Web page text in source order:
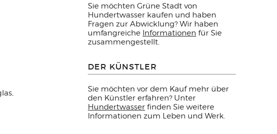
Sie möchten Grüne Stadt von
Hundertwasser kaufen und haben
Fragen zur Abwicklung? Wir haben
umfangreiche Informationen für Sie
zusammengestellt.
DER KÜNSTLER
Sie möchten vor dem Kauf mehr über
den Künstler erfahren? Unter
Hundertwasser finden Sie weitere
Informationen zum Leben und Werk.